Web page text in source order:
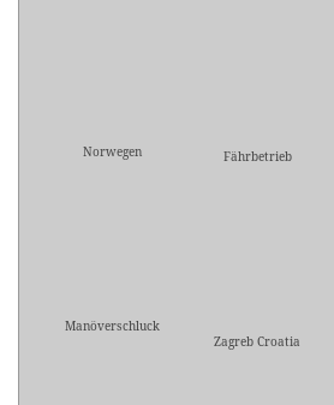
Norwegen Fährbetrieb
Manöverschluck
Zagreb Croatia